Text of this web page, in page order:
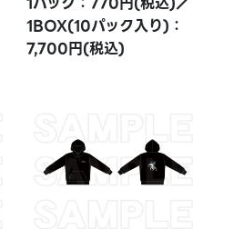
1BOX(10パック入り)：
7,700円(税込)